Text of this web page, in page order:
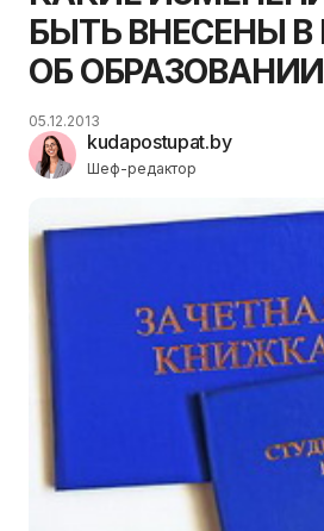
БЫТЬ ВНЕСЕНЫ В
ОБ
kudapostupat.by
Шеф-редактор
05.12.2013